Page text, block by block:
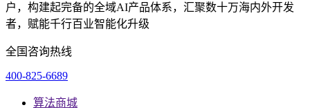
户，构建起完备的全域AI产品体系，汇聚数十万海内外开发
者，赋能千行百业智能化升级
全国咨询热线
400-825-6689
算法商城